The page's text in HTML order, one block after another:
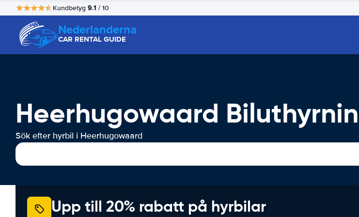
Kundbetyg 9.1 / 10
Nederlanderna
CAR RENTAL GUIDE
Heerhugowaard
Sök efter hyrbil i Heerhugowaard
Upp till 20% rabatt på hyrbilar